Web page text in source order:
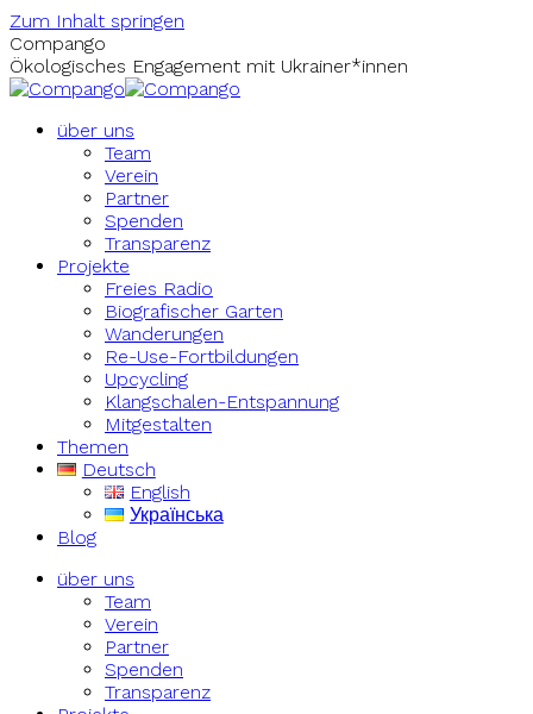
Zum Inhalt springen
Compango
Ökologisches Engagement mit Ukrainer*innen
über uns
Team
Verein
Partner
Spenden
Transparenz
Projekte
Freies Radio
Biografischer Garten
Wanderungen
Re-Use-Fortbildungen
Upcycling
Klangschalen-Entspannung
Mitgestalten
Themen
Deutsch
English
Українська
Blog
über uns
Team
Verein
Partner
Spenden
Transparenz